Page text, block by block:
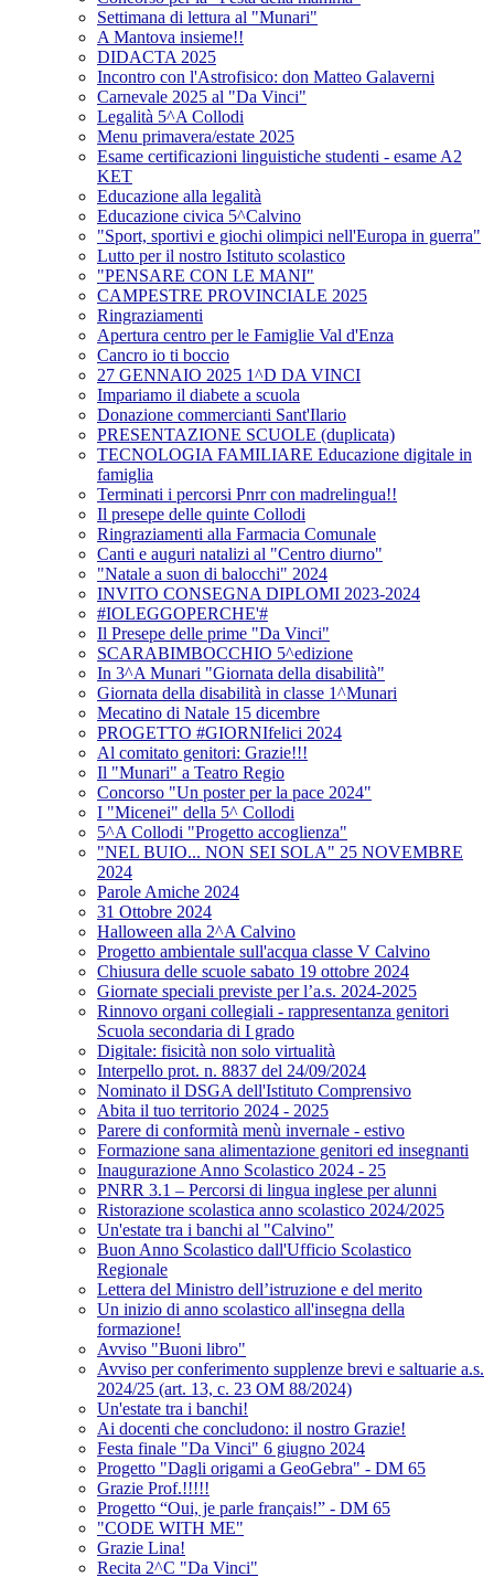
Settimana di lettura al "Munari"
A Mantova insieme!!
DIDACTA 2025
Incontro con l'Astrofisico: don Matteo Galaverni
Carnevale 2025 al "Da Vinci"
Legalità 5^A Collodi
Menu primavera/estate 2025
Esame certificazioni linguistiche studenti - esame A2
KET
Educazione alla legalità
Educazione civica 5^Calvino
"Sport, sportivi e giochi olimpici nell'Europa in guerra"
Lutto per il nostro Istituto scolastico
"PENSARE CON LE MANI"
CAMPESTRE PROVINCIALE 2025
Ringraziamenti
Apertura centro per le Famiglie Val d'Enza
Cancro io ti boccio
27 GENNAIO 2025 1^D DA VINCI
Impariamo il diabete a scuola
Donazione commercianti Sant'Ilario
PRESENTAZIONE SCUOLE (duplicata)
TECNOLOGIA FAMILIARE Educazione digitale in
famiglia
Terminati i percorsi Pnrr con madrelingua!!
Il presepe delle quinte Collodi
Ringraziamenti alla Farmacia Comunale
Canti e auguri natalizi al "Centro diurno"
"Natale a suon di balocchi" 2024
INVITO CONSEGNA DIPLOMI 2023-2024
#IOLEGGOPERCHE'#
Il Presepe delle prime "Da Vinci"
SCARABIMBOCCHIO 5^edizione
In 3^A Munari "Giornata della disabilità"
Giornata della disabilità in classe 1^Munari
Mecatino di Natale 15 dicembre
PROGETTO #GIORNIfelici 2024
Al comitato genitori: Grazie!!!
Il "Munari" a Teatro Regio
Concorso "Un poster per la pace 2024"
I "Micenei" della 5^ Collodi
5^A Collodi "Progetto accoglienza"
"NEL BUIO... NON SEI SOLA" 25 NOVEMBRE
2024
Parole Amiche 2024
31 Ottobre 2024
Halloween alla 2^A Calvino
Progetto ambientale sull'acqua classe V Calvino
Chiusura delle scuole sabato 19 ottobre 2024
Giornate speciali previste per l’a.s. 2024-2025
Rinnovo organi collegiali - rappresentanza genitori
Scuola secondaria di I grado
Digitale: fisicità non solo virtualità
Interpello prot. n. 8837 del 24/09/2024
Nominato il DSGA dell'Istituto Comprensivo
Abita il tuo territorio 2024 - 2025
Parere di conformità menù invernale - estivo
Formazione sana alimentazione genitori ed insegnanti
Inaugurazione Anno Scolastico 2024 - 25
PNRR 3.1 – Percorsi di lingua inglese per alunni
Ristorazione scolastica anno scolastico 2024/2025
Un'estate tra i banchi al "Calvino"
Buon Anno Scolastico dall'Ufficio Scolastico
Regionale
Lettera del Ministro dell’istruzione e del merito
Un inizio di anno scolastico all'insegna della
formazione!
Avviso "Buoni libro"
Avviso per conferimento supplenze brevi e saltuarie a.s.
2024/25 (art. 13, c. 23 OM 88/2024)
Un'estate tra i banchi!
Ai docenti che concludono: il nostro Grazie!
Festa finale "Da Vinci" 6 giugno 2024
Progetto "Dagli origami a GeoGebra" - DM 65
Grazie Prof.!!!!!
Progetto “Oui, je parle français!” - DM 65
"CODE WITH ME"
Grazie Lina!
Recita 2^C "Da Vinci"